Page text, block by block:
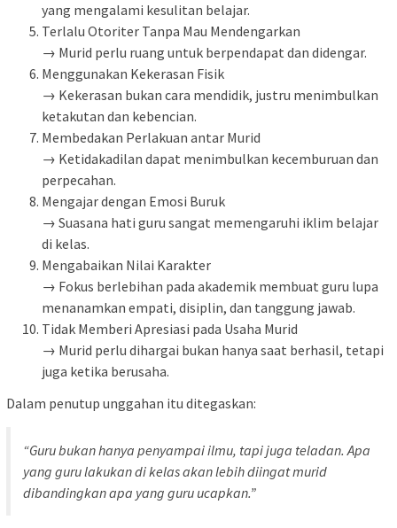
yang mengalami kesulitan belajar.
Terlalu Otoriter Tanpa Mau Mendengarkan
→ Murid perlu ruang untuk berpendapat dan didengar.
Menggunakan Kekerasan Fisik
→ Kekerasan bukan cara mendidik, justru menimbulkan
ketakutan dan kebencian.
Membedakan Perlakuan antar Murid
→ Ketidakadilan dapat menimbulkan kecemburuan dan
perpecahan.
Mengajar dengan Emosi Buruk
→ Suasana hati guru sangat memengaruhi iklim belajar
di kelas.
Mengabaikan Nilai Karakter
→ Fokus berlebihan pada akademik membuat guru lupa
menanamkan empati, disiplin, dan tanggung jawab.
Tidak Memberi Apresiasi pada Usaha Murid
→ Murid perlu dihargai bukan hanya saat berhasil, tetapi
juga ketika berusaha.
Dalam penutup unggahan itu ditegaskan:
“Guru bukan hanya penyampai ilmu, tapi juga teladan. Apa
yang guru lakukan di kelas akan lebih diingat murid
dibandingkan apa yang guru ucapkan.”